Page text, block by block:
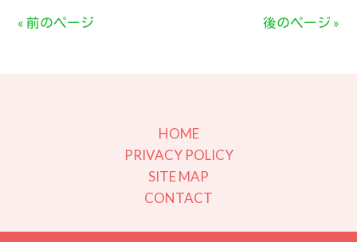
« 前のページ 後のページ »
HOME
PRIVACY POLICY
SITE MAP
CONTACT